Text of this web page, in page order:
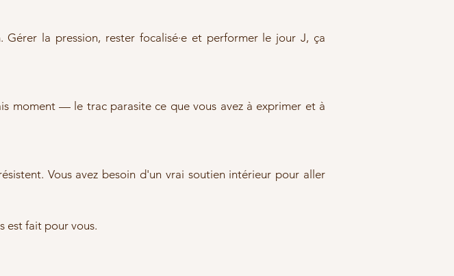
la pression, rester focalisé·e et performer le jour J, ça
moment — le trac parasite ce que vous avez à exprimer et à
Vous avez besoin d'un vrai soutien intérieur pour aller
est fait pour vous.